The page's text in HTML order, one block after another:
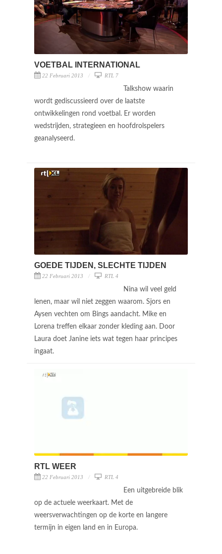
VOETBAL INTERNATIONAL
22 Februari 2013 RTL 7
Talkshow waarin
wordt gediscussieerd over de laatste
ontwikkelingen rond voetbal. Er worden
wedstrijden, strategieen en hoofdrolspelers
geanalyseerd.
GOEDE TIJDEN, SLECHTE TIJDEN
22 Februari 2013 RTL 4
Nina wil veel geld
lenen, maar wil niet zeggen waarom. Sjors en
Aysen vechten om Bings aandacht. Mike en
Lorena treffen elkaar zonder kleding aan. Door
Laura doet Janine iets wat tegen haar principes
ingaat.
RTL WEER
22 Februari 2013 RTL 4
Een uitgebreide blik
op de actuele weerkaart. Met de
weersverwachtingen op de korte en langere
termijn in eigen land en in Europa.